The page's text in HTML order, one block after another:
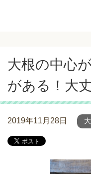
大根の中心
がある！大
2019年11月28日